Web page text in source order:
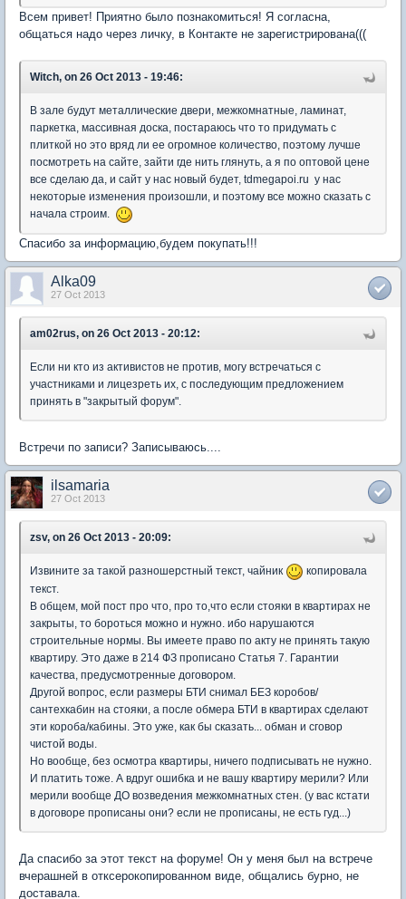
Всем привет! Приятно было познакомиться! Я согласна,
общаться надо через личку, в Контакте не зарегистрирована(((
Witch, on 26 Oct 2013 - 19:46:
В зале будут металлические двери, межкомнатные, ламинат,
паркетка, массивная доска, постараюсь что то придумать с
плиткой но это вряд ли ее огромное количество, поэтому лучше
посмотреть на сайте, зайти где нить глянуть, а я по оптовой цене
все сделаю да, и сайт у нас новый будет, tdmegapoi.ru у нас
некоторые изменения произошли, и поэтому все можно сказать с
начала строим.
Спасибо за информацию,будем покупать!!!
Alka09
27 Oct 2013
am02rus, on 26 Oct 2013 - 20:12:
Если ни кто из активистов не против, могу встречаться с
участниками и лицезреть их, с последующим предложением
принять в "закрытый форум".
Встречи по записи? Записываюсь....
ilsamaria
27 Oct 2013
zsv, on 26 Oct 2013 - 20:09:
Извините за такой разношерстный текст, чайник
копировала
текст.
В общем, мой пост про что, про то,что если стояки в квартирах не
закрыты, то бороться можно и нужно. ибо нарушаются
строительные нормы. Вы имеете право по акту не принять такую
квартиру. Это даже в 214 ФЗ прописано Статья 7. Гарантии
качества, предусмотренные договором.
Другой вопрос, если размеры БТИ снимал БЕЗ коробов/
сантехкабин на стояки, а после обмера БТИ в квартирах сделают
эти короба/кабины. Это уже, как бы сказать... обман и сговор
чистой воды.
Но вообще, без осмотра квартиры, ничего подписывать не нужно.
И платить тоже. А вдруг ошибка и не вашу квартиру мерили? Или
мерили вообще ДО возведения межкомнатных стен. (у вас кстати
в договоре прописаны они? если не прописаны, не есть гуд...)
Да спасибо за этот текст на форуме! Он у меня был на встрече
вчерашней в отксерокопированном виде, общались бурно, не
доставала.